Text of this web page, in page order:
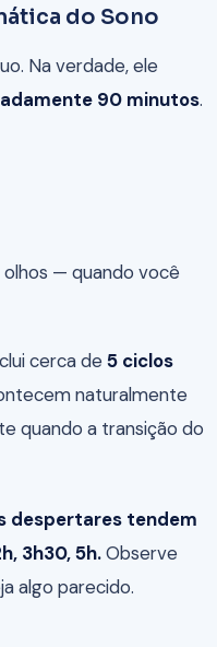
do Sono
Na verdade, ele
90 minutos.
— quando você
cerca de 5 ciclos
naturalmente
quando a transição do
despertares tendem
3h30, 5h.Observe
algo parecido.